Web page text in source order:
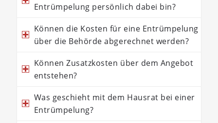
Entrümpelung persönlich dabei bin?
Können die Kosten für eine Entrümpelung
über die Behörde abgerechnet werden?
Können Zusatzkosten über dem Angebot
entstehen?
Was geschieht mit dem Hausrat bei einer
Entrümpelung?